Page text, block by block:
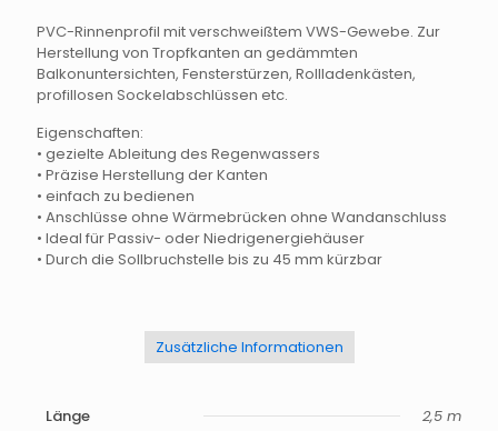
PVC-Rinnenprofil mit verschweißtem VWS-Gewebe. Zur
Herstellung von Tropfkanten an gedämmten
Balkonuntersichten, Fensterstürzen, Rollladenkästen,
profillosen Sockelabschlüssen etc.
Eigenschaften:
• gezielte Ableitung des Regenwassers
• Präzise Herstellung der Kanten
• einfach zu bedienen
• Anschlüsse ohne Wärmebrücken ohne Wandanschluss
• Ideal für Passiv- oder Niedrigenergiehäuser
• Durch die Sollbruchstelle bis zu 45 mm kürzbar
Zusätzliche Informationen
Länge 2,5 m